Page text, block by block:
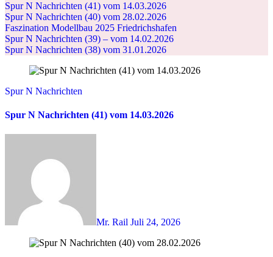
Spur N Nachrichten (41) vom 14.03.2026
Spur N Nachrichten (40) vom 28.02.2026
Faszination Modellbau 2025 Friedrichshafen
Spur N Nachrichten (39) – vom 14.02.2026
Spur N Nachrichten (38) vom 31.01.2026
Spur N Nachrichten
Spur N Nachrichten (41) vom 14.03.2026
Mr. Rail Juli 24, 2026